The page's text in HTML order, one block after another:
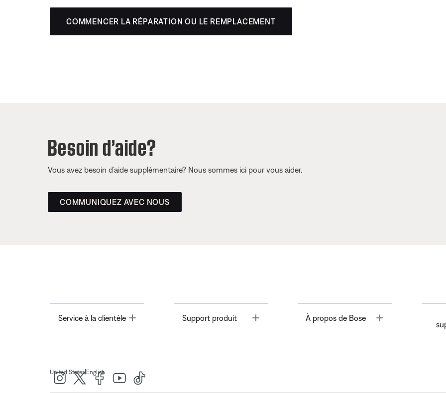
COMMENCER LA RÉPARATION OU LE REMPLACEMENT
Besoin d’aide?
Vous avez besoin d’aide supplémentaire? Nous sommes ici pour vous aider.
COMMUNIQUEZ AVEC NOUS
Service à la clientèle Toggle Support produit À propos de Bose Toggle
United States| English